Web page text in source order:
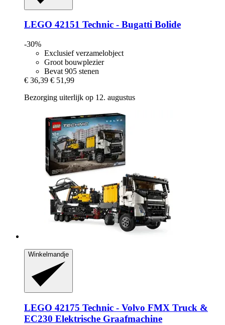
LEGO 42151 Technic -​ Bugatti Bolide
-30%
Exclusief verzamelobject
Groot bouwplezier
Bevat 905 stenen
€ 36,39 € 51,99
Bezorging uiterlijk op 12. augustus
Winkelmandje
LEGO 42175 Technic -​ Volvo FMX Truck &
EC230 Elektrische Graafmachine